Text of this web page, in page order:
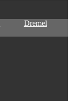
Dremel